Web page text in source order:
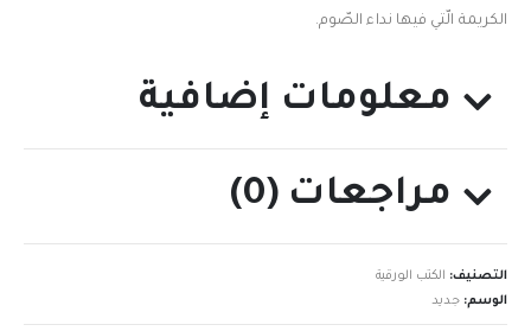
الكريمة الّتي فيها نداء الصّوم.
معلومات إضافية
مراجعات (0)
التصنيف: الكتب الورقية
الوسم: جديد